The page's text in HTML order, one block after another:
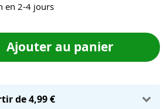
en 2-4 jours
Ajouter au panier
de 4,99 €